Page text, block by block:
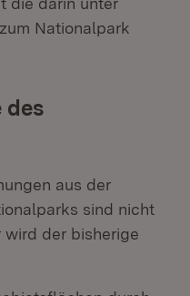
Nationalpark
des
aus der
sind nicht
wird der bisherige